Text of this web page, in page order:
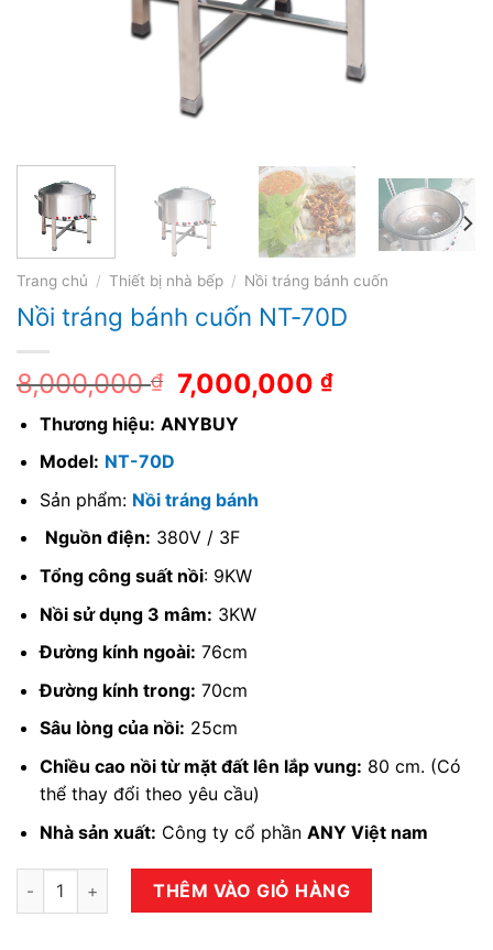
Trang chủ / Thiết bị nhà bếp / Nồi tráng bánh cuốn
Nồi tráng bánh cuốn NT-70D
8,000,000₫ 7,000,000₫
Thương hiệu: ANYBUY
Model: NT-70D
Sản phẩm: Nồi tráng bánh
Nguồn điện: 380V / 3F
Tổng công suất nồi: 9KW
Nồi sử dụng 3 mâm: 3KW
Đường kính ngoài: 76cm
Đường kính trong: 70cm
Sâu lòng của nồi: 25cm
Chiều cao nồi từ mặt đất lên lắp vung: 80 cm. (Có
thể thay đổi theo yêu cầu)
Nhà sản xuất: Công ty cổ phần ANY Việt nam
Nồi tráng bánh cuốn NT-70D số lượng
THÊM VÀO GIỎ HÀNG